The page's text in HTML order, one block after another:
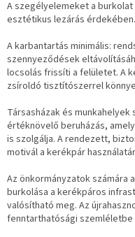
A szegélyelemeket a
esztétikus lezárás érdekében.
A karbantartás minimális:
szennyeződések
locsolás frissíti a felületet. A
zsíroldó tisztítószerrel
Társasházak és
értéknövelő beruházás,
is szolgálja. A rendezett,
motivál a kerékpár
Az önkormányzatok
burkolása a kerékpáros
valósítható meg. Az
fenntarthatósági szemléletbe